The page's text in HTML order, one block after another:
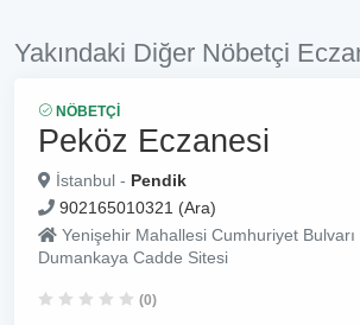
Yakındaki Diğer Nöbetçi
NÖBETÇI
Peköz Eczanesi
İstanbul - Pendik
902165010321 (Ara)
Yenişehir Mahallesi Cumhuriyet
Dumankaya Cadde Sitesi
(0)